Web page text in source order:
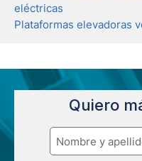
eléctricas
Plataformas elevadoras
Quiero